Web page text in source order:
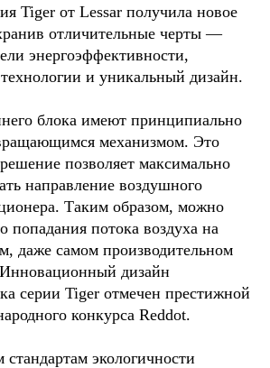
Tiger от Lessar получила новое
отличительные черты —
энергоэффективности,
и уникальный дизайн.
блока имеют принципиально
механизмом. Это
позволяет максимально
направление воздушного
Таким образом, можно
попадания потока воздуха на
даже самом производительном
дизайн
серии Tiger отмечен престижной
конкурса Reddot.
экологичности